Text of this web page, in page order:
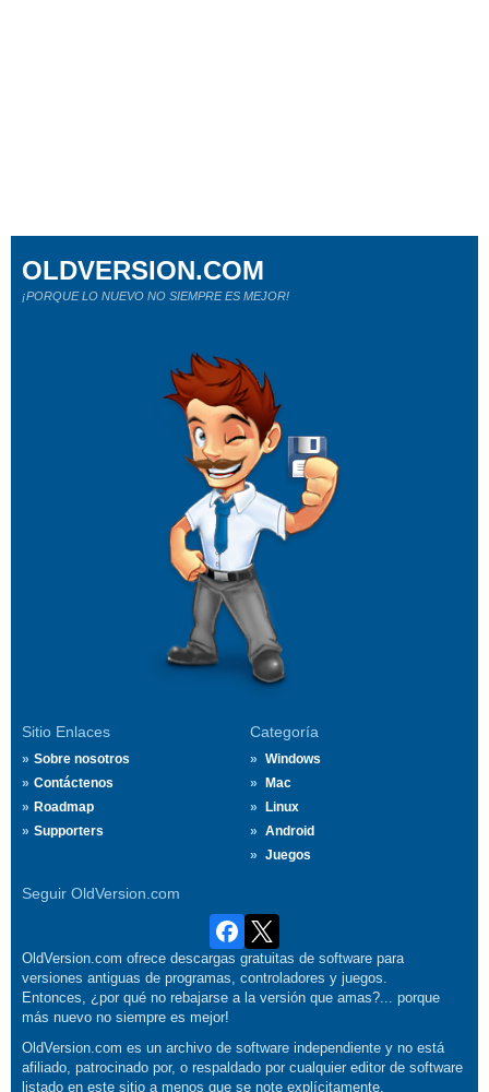
Sitio Enlaces
Sobre nosotros
Contáctenos
Roadmap
Supporters
Categoría
Windows
Mac
Linux
Android
Juegos
Seguir OldVersion.com
OLDVERSION.COM
¡PORQUE LO NUEVO NO SIEMPRE ES MEJOR!
OldVersion.com ofrece descargas gratuitas de software para
versiones antiguas de programas, controladores y juegos.
Entonces, ¿por qué no rebajarse a la versión que amas?... porque
más nuevo no siempre es mejor!
OldVersion.com es un archivo de software independiente y no está
afiliado, patrocinado por, o respaldado por cualquier editor de software
listado en este sitio a menos que se note explícitamente.